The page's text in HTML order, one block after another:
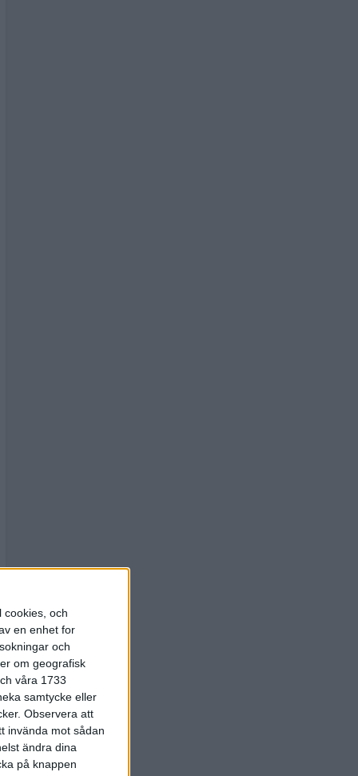
cookies, och
en enhet for
och
om geografisk
våra 1733
samtycke eller
Observera att
invända mot sådan
ändra dina
på knappen